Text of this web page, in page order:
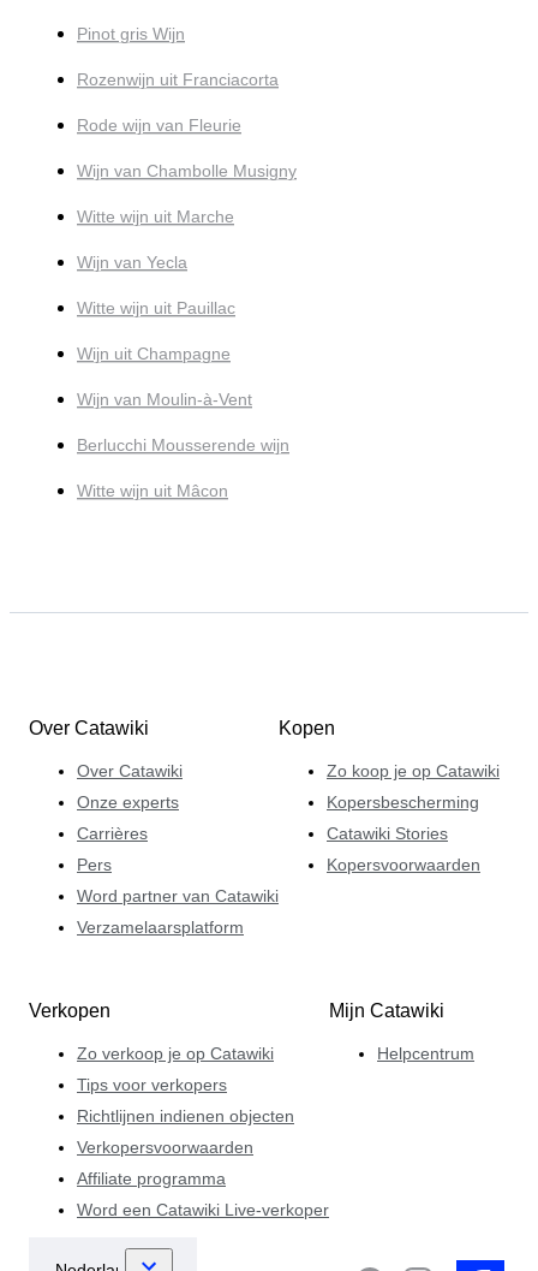
Pinot gris Wijn
Rozenwijn uit Franciacorta
Rode wijn van Fleurie
Wijn van Chambolle Musigny
Witte wijn uit Marche
Wijn van Yecla
Witte wijn uit Pauillac
Wijn uit Champagne
Wijn van Moulin-à-Vent
Berlucchi Mousserende wijn
Witte wijn uit Mâcon
Over Catawiki
Over Catawiki
Onze experts
Carrières
Pers
Word partner van Catawiki
Verzamelaarsplatform
Kopen
Zo koop je op Catawiki
Kopersbescherming
Catawiki Stories
Kopersvoorwaarden
Verkopen
Zo verkoop je op Catawiki
Tips voor verkopers
Richtlijnen indienen objecten
Verkopersvoorwaarden
Affiliate programma
Word een Catawiki Live-verkoper
Mijn Catawiki
Helpcentrum